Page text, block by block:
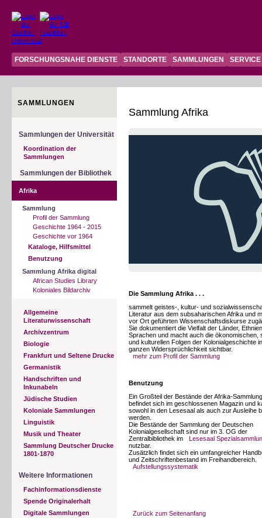
FORSCHUNGSNAHE DIENSTE STANDORTE SAMMLUNGEN SERVICE
SAMMLUNGEN
Sammlungen der Universität
Koordination der
Sammlungen
Sammlungen der Bibliothek
Afrika
Sammlung
Profil der Sammlung
Geschichte 1964 - 2015
Geschichte vor 1964
Kataloge, Hilfsmittel
Benutzung
Sammlung Afrika digital
African Studies Library
Koloniales Bildarchiv
Allgemeine
Literaturwissenschaft
Archivzentrum
Biologie
Frankfurt und Seltene Drucke
Germanistik
Handschriften und
Inkunabeln
Jüdische Studien
Koloniale Sammlungen
Linguistik
Musik und Theater
Sammlung Deutscher Drucke
1801-1870
Weitere Informationen
Fachinformationsdienste
Spende Originalerhalt
Digitale Sammlungen
Sammlung Afrika
Die Sammlung Afrika . . .
sammelt geistes-, kultur- und
Literatur aus dem subsaharischen Afrika und
vor Ort geführten Wissenschaftsdiskurse
Sie dokumentiert die Vielfalt der Länder,
Sprachen und macht auch die ökonomischen,
und kulturellen Folgen der Kolonialgeschichte
ganzen Widersprüchlichkeit sichtbar.
mehr zum Profil der Sammlung
Benutzung
Ein Großteil der Bestände der Afrika-Sammlung
befindet sich im geschlossenen Magazin und
sowohl in den Lesesaal als auch zur Ausleihe
werden.
Die Bestände der Sammlung der Deutschen
Kolonialgesellschaft sind nur im 3. OG der
Zentralbibliothek im
Lesesaal
nutzbar.
Zusätzlich findet sich ein umfangreicher
und Zeitschriftenbestand im Freihandbereich.
Aufstellungssystematik
Zurück zum Seitenanfang